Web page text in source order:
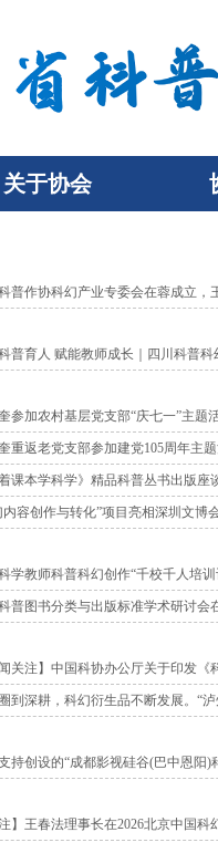
关于协会
普作协科幻产业专委会在蓉成立
普育人 赋能教师成长｜四川科普
参加农村基层党支部“庆七一”主题
重返老党支部参加建党105周年主
课本学科学》精品科普丛书出版座
内容创作与转化”项目亮相深圳文
学教师科普科幻创作“千校千人培
普图书分类与出版标准学术研讨
关注】中国科协办公厅关于印发
到深耕，科幻衍生品不断发展。“
持创设的“成都影视硅谷(巴中恩阳
】王春法理事长在2026北京中国